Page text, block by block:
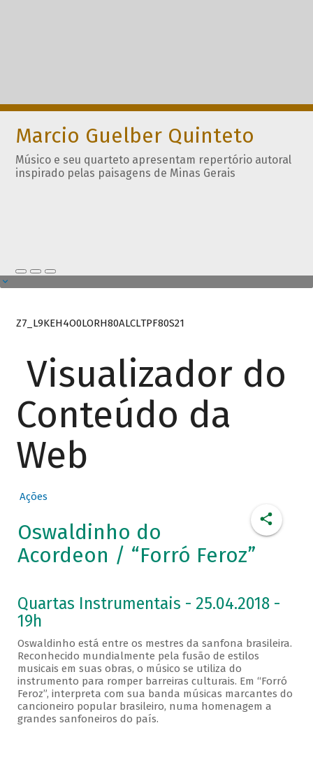
Marcio Guelber Quinteto
Músico e seu quarteto apresentam repertório autoral
inspirado pelas paisagens de Minas Gerais
Z7_L9KEH4O0LORH80ALCLTPF80S21
Visualizador do
Conteúdo da
Web
Ações
Oswaldinho do
Acordeon / “Forró Feroz”
Quartas Instrumentais - 25.04.2018 -
19h
Oswaldinho está entre os mestres da sanfona brasileira.
Reconhecido mundialmente pela fusão de estilos
musicais em suas obras, o músico se utiliza do
instrumento para romper barreiras culturais. Em “Forró
Feroz”, interpreta com sua banda músicas marcantes do
cancioneiro popular brasileiro, numa homenagem a
grandes sanfoneiros do país.